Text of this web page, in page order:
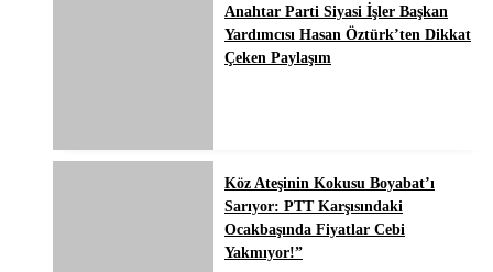
Anahtar Parti Siyasi İşler Başkan
Yardımcısı Hasan Öztürk’ten Dikkat
Çeken Paylaşım
Köz Ateşinin Kokusu Boyabat’ı
Sarıyor: PTT Karşısındaki
Ocakbaşında Fiyatlar Cebi
Yakmıyor!”